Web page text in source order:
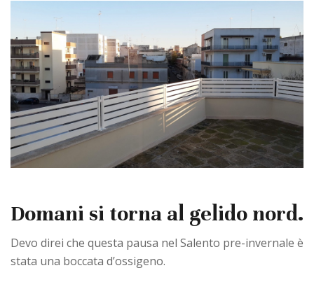
Domani si torna al gelido nord.
Devo direi che questa pausa nel Salento pre-invernale è
stata una boccata d’ossigeno.